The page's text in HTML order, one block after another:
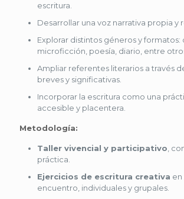
escritura.
Desarrollar una voz narrativa propia y
Explorar distintos géneros y formatos:
microficción, poesía, diario, entre
Ampliar referentes literarios a través
breves y significativas.
Incorporar la escritura como una
accesible y placentera.
Metodología:
Taller vivencial y participativo ,
práctica.
Ejercicios de escritura creativa en
encuentro, individuales y grupales.